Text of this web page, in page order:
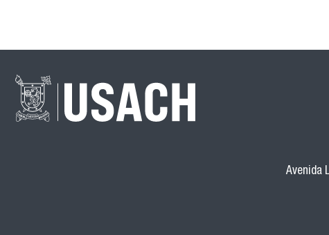
Avenida